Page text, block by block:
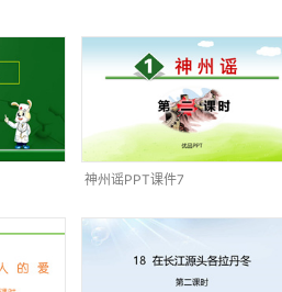
神州谣PPT课件7